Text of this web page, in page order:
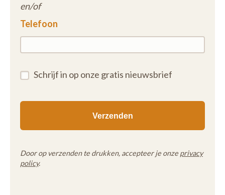
en/of
Telefoon
Schrijf in op onze gratis nieuwsbrief
Door op verzenden te drukken, accepteer je onze privacy
policy.